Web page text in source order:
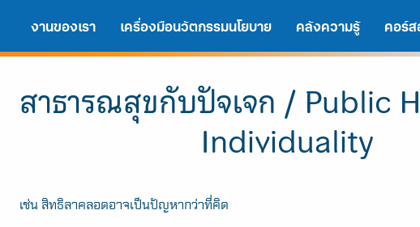
งานของเรา เครื่องมือนวัตกรรมนโยบาย คลังความรู้ คอร์ส
สาธารณสุขกับปัจเจก / Public
Individuality
เช่น สิทธิลาคลอดอาจเป็นปัญหากว่าที่คิด